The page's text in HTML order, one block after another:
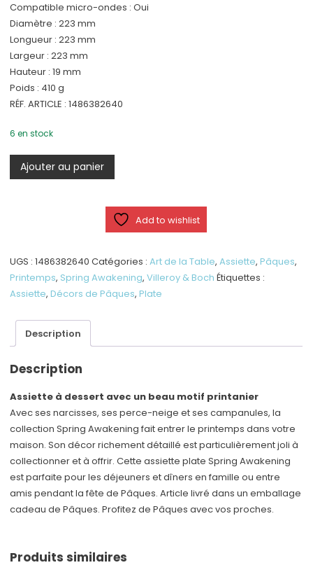
Compatible micro-ondes : Oui
Diamètre : 223 mm
Longueur : 223 mm
Largeur : 223 mm
Hauteur : 19 mm
Poids : 410 g
RÉF. ARTICLE : 1486382640
6 en stock
quantité
de
à
dessert
Ajouter au panier
Add to wishlist
UGS :1486382640 Catégories :Art de la Table,Assiette,Pâques,
Printemps, Spring Awakening,Villeroy & Boch Étiquettes :
Assiette,Décors de Pâques,Plate
Description
Description
Assiette à dessert avec un beau motif printanier
Avec ses narcisses, ses perce-neige et ses campanules, la
collection Spring Awakening fait entrer le printemps dans votre
maison. Son décor richement détaillé est particulièrement joli à
collectionner et à offrir. Cette assiette plate Spring Awakening
est parfaite pour les déjeuners et dîners en famille ou entre
amis pendant la fête de Pâques. Article livré dans un emballage
cadeau de Pâques. Profitez de Pâques avec vos proches.
Produits similaires